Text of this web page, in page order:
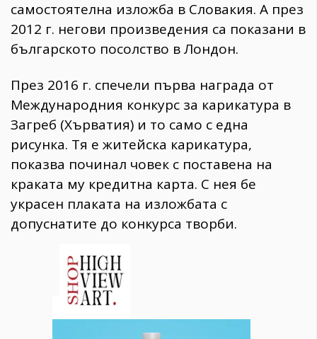
самостоятелна изложба в Словакия. А през
2012 г. негови произведения са показани в
българското посолство в Лондон.
През 2016 г. спечели първа награда от
Международния конкурс за карикатура в
Загреб (Хърватия) и то само с една
рисунка. Тя е житейска карикатура,
показва починал човек с поставена на
краката му кредитна карта. С нея бе
украсен плаката на изложбата с
допуснатите до конкурса творби.